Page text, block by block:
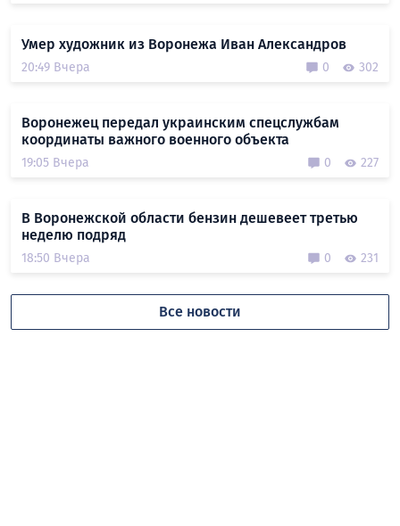
Умер художник из Воронежа Иван Александров
20:49 Вчера 0 302
Воронежец передал украинским спецслужбам
координаты важного военного объекта
19:05 Вчера 0 227
В Воронежской области бензин дешевеет третью
неделю подряд
18:50 Вчера 0 231
Все новости